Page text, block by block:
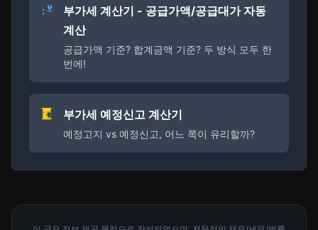
부가세 계산기 - 공급가액/공급대가 자동
계산
공급가액 기준? 합계금액 기준? 두 방식 모두 한
번에!
부가세 예정신고 계산기
예정고지 vs 예정신고, 어느 쪽이 유리할까?